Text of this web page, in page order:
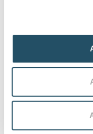
91325Adelsdorf
Persönliche